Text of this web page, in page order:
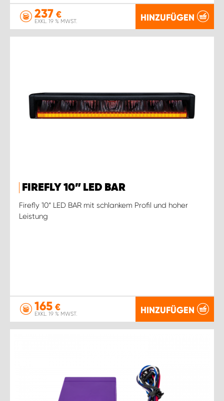
237 €
EXKL. 19 % MWST. HINZUFÜGEN
FIREFLY 10” LED BAR
Firefly 10“ LED BAR mit schlankem Profil und hoher
Leistung
165 €
EXKL. 19 % MWST. HINZUFÜGEN